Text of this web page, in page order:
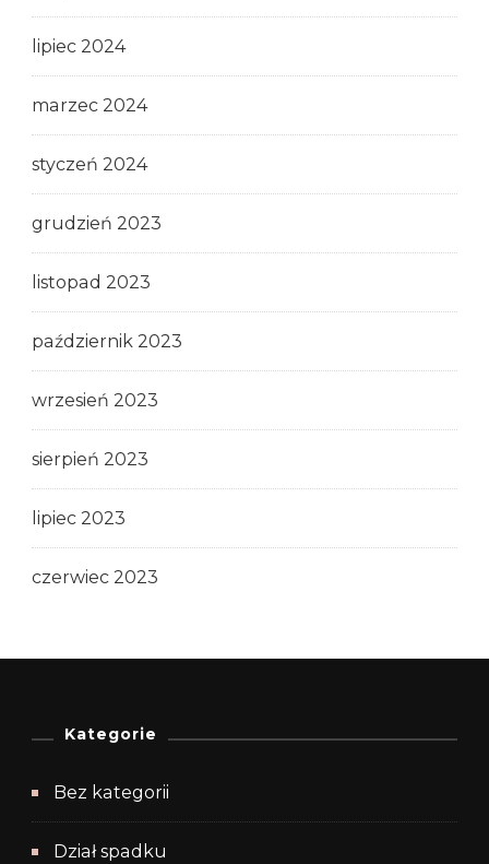
lipiec 2024
marzec 2024
styczeń 2024
grudzień 2023
listopad 2023
październik 2023
wrzesień 2023
sierpień 2023
lipiec 2023
czerwiec 2023
Kategorie
Bez kategorii
Dział spadku